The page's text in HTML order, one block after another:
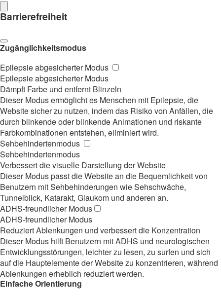
Barrierefreiheit
Zugänglichkeitsmodus
Epilepsie abgesicherter Modus
Epilepsie abgesicherter Modus
Dämpft Farbe und entfernt Blinzeln
Dieser Modus ermöglicht es Menschen mit Epilepsie, die
Website sicher zu nutzen, indem das Risiko von Anfällen, die
durch blinkende oder blinkende Animationen und riskante
Farbkombinationen entstehen, eliminiert wird.
Sehbehindertenmodus
Sehbehindertenmodus
Verbessert die visuelle Darstellung der Website
Dieser Modus passt die Website an die Bequemlichkeit von
Benutzern mit Sehbehinderungen wie Sehschwäche,
Tunnelblick, Katarakt, Glaukom und anderen an.
ADHS-freundlicher Modus
ADHS-freundlicher Modus
Reduziert Ablenkungen und verbessert die Konzentration
Dieser Modus hilft Benutzern mit ADHS und neurologischen
Entwicklungsstörungen, leichter zu lesen, zu surfen und sich
auf die Hauptelemente der Website zu konzentrieren, während
Ablenkungen erheblich reduziert werden.
Einfache Orientierung